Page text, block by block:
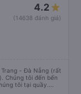
4.2
(14638 đánh giá)
- Đà Nẵng (rất
Chúng tôi đến bến
tôi tại quầy.
vì giá vé trên